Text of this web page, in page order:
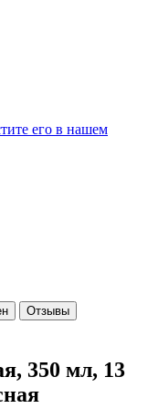
его в нашем
Отзывы
350 мл, 13